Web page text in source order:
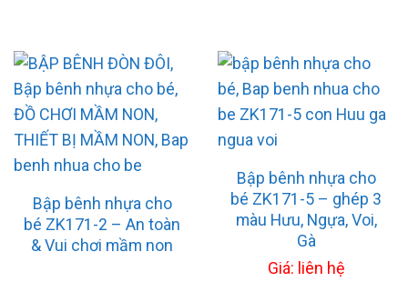
Bập bênh nhựa cho
bé ZK171-2 – An toàn
& Vui chơi mầm non
Bập bênh nhựa cho
bé ZK171-5 – ghép 3
màu Hưu, Ngựa, Voi,
Gà
Giá: liên hệ